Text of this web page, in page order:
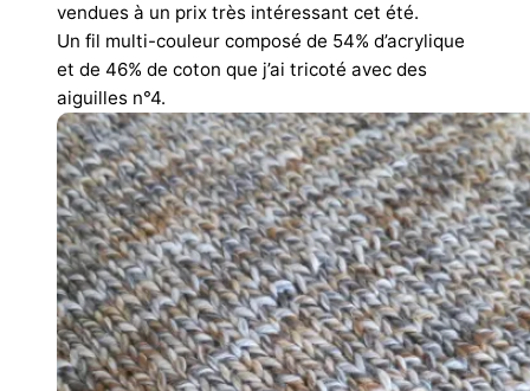
vendues à un prix très intéressant cet été.
Un fil multi-couleur composé de 54% d’acrylique
et de 46% de coton que j’ai tricoté avec des
aiguilles n°4.